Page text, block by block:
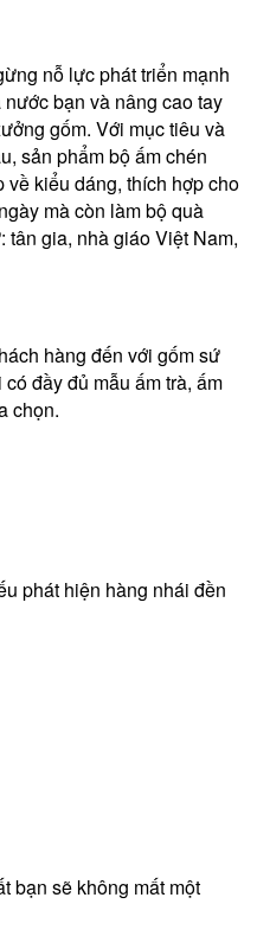
nỗ lực phát triển mạnh
bạn và nâng cao tay
gốm. Với mục tiêu và
sản phẩm bộ ấm chén
về kiểu dáng, thích hợp cho
mà còn làm bộ quà
gia, nhà giáo Việt Nam,
hàng đến với gốm sứ
đầy đủ mẫu ấm trà, ấm
chọn.
phát hiện hàng nhái đền
bạn sẽ không mất một